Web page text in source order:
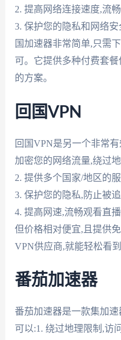
2. 提高网络连接速度,流畅
3. 保护您的隐私和网络
国加速器非常简单,只需
可。它提供多种付费套
的方案。
回国VPN
回国VPN是另一个非常
加密您的网络流量,绕过地
2. 提供多个国家/地区的
3. 保护您的隐私,防止被追
4. 提高网速,流畅观看直
但价格相对便宜,且提供
VPN供应商,就能轻松看
番茄加速器
番茄加速器是一款集加
可以:1. 绕过地理限制,访